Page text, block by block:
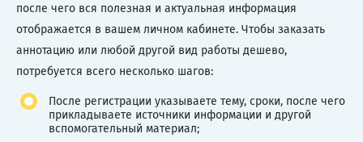
после чего вся полезная и актуальная информация
отображается в вашем личном кабинете. Чтобы заказать
аннотацию или любой другой вид работы дешево,
потребуется всего несколько шагов:
После регистрации указываете тему, сроки, после чего
прикладываете источники информации и другой
вспомогательный материал;